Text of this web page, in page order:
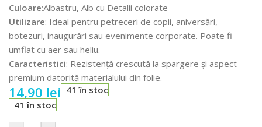
Culoare:Albastru, Alb cu Detalii colorate
Utilizare: Ideal pentru petreceri de copii, aniversări,
botezuri, inaugurări sau evenimente corporate. Poate fi
umflat cu aer sau heliu.
Caracteristici: Rezistență crescută la spargere și aspect
premium datorită materialului din folie.
14,90 lei 41 în stoc
41 în stoc